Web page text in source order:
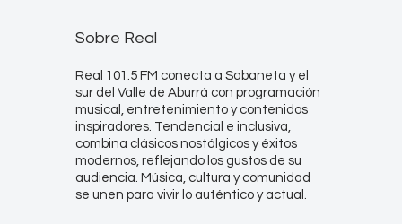
Sobre Real
Real 101.5 FM conecta a Sabaneta y el
sur del Valle de Aburrá con programación
musical, entretenimiento y contenidos
inspiradores. Tendencial e inclusiva,
combina clásicos nostálgicos y éxitos
modernos, reflejando los gustos de su
audiencia. Música, cultura y comunidad
se unen para vivir lo auténtico y actual.